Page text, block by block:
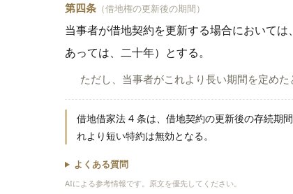
第四条 （借地権の更新後の期間）
当事者が借地契約を更新する場合において
あっては、二十年）とする。
ただし、当事者がこれより長い期間を定めた
借地借家法 4 条は、借地契約の更新後の存続期
れより短い特約は無効となる。
よくある質問
AIによる参考情報です。原文を優先してください。